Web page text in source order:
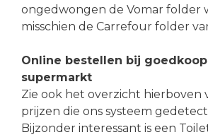
ongedwongen de Vomar folder
misschien de Carrefour folder
Online bestellen bij
supermarkt
Zie ook het overzicht hierboven
prijzen die ons systeem
Bijzonder interessant is een